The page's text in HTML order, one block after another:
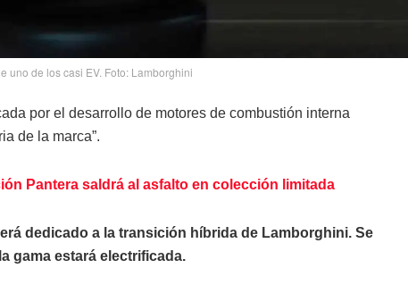
uno de los casi EV. Foto: Lamborghini
por el desarrollo de motores de combustión interna
de la marca”.
Pantera saldrá al asfalto en colección limitada
dedicado a la transición híbrida de Lamborghini. Se
gama estará electrificada.